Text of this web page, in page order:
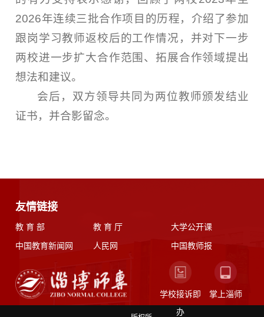
2026年连续三批合作项目的历程，介绍了参加
跟岗学习教师返校后的工作情况，并对下一步
两校进一步扩大合作范围、拓展合作领域提出
想法和建议。
会后，双方领导共同为两位教师颁发结业
证书，并合影留念。
友情链接
教 育 部 教 育 厅
大学公开课
中国教育新闻网
人民网 中国教师报
掌上淄师
学校接诉即
办